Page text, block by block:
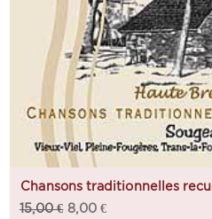
Chansons traditionnelles
15,00€ 8,00 €